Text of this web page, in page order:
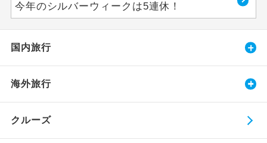
今年のシルバーウィークは5連休！
国内旅行
海外旅行
クルーズ